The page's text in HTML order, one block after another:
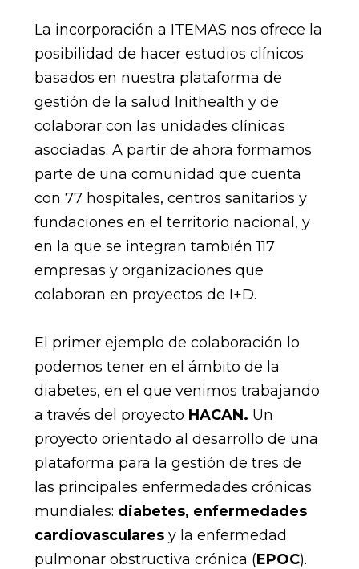
La incorporación a ITEMAS nos ofrece la
posibilidad de hacer estudios clínicos
basados en nuestra plataforma de
gestión de la salud Inithealth y de
colaborar con las unidades clínicas
asociadas. A partir de ahora formamos
parte de una comunidad que cuenta
con 77 hospitales, centros sanitarios y
fundaciones en el territorio nacional, y
en la que se integran también 117
empresas y organizaciones que
colaboran en proyectos de I+D.
El primer ejemplo de colaboración lo
podemos tener en el ámbito de la
diabetes, en el que venimos trabajando
a través del proyecto HACAN. Un
proyecto orientado al desarrollo de una
plataforma para la gestión de tres de
las principales enfermedades crónicas
mundiales: diabetes, enfermedades
cardiovascularesy la enfermedad
pulmonar obstructiva crónica (EPOC).